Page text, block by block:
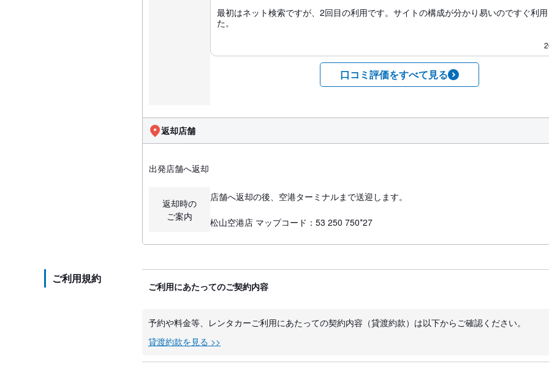
最初はネット検索ですが、2回目の利用です。サイトの構成が分かり易いのですぐ利
た。
口コミ評価をすべて見る
返却店舗
出発店舗へ返却
返却時の
ご案内
店舗へ返却の後、空港ターミナルまで送迎します。
松山空港店 マップコード：53 250 750*27
ご利用規約
ご利用にあたってのご契約内容
予約や料金等、レンタカーご利用にあたっての契約内容（貸渡約款）は以下からご確認ください。
貸渡約款を見る >>